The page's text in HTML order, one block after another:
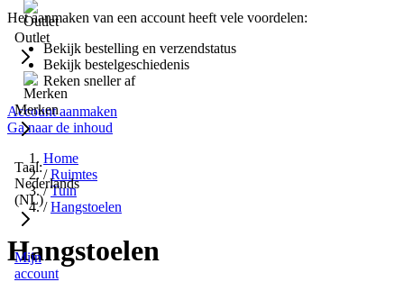
Outlet
Merken
Taal:
Nederlands
(NL)
Mijn
account
Het aanmaken van een account heeft vele voordelen:
Bekijk bestelling en verzendstatus
Bekijk bestelgeschiedenis
Reken sneller af
Account aanmaken
Ga naar de inhoud
Home
/ Ruimtes
/ Tuin
/ Hangstoelen
Hangstoelen